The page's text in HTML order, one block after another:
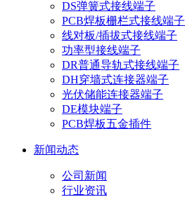
DS弹簧式接线端子
PCB焊板栅栏式接线端子
线对板/插拔式接线端子
功率型接线端子
DR普通导轨式接线端子
DH穿墙式连接器端子
光伏储能连接器端子
DE模块端子
PCB焊板五金插件
新闻动态
公司新闻
行业资讯